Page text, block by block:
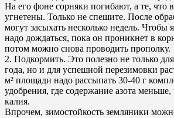
На его фоне сорняки погибают, а те, что
угнетены. Только не спешите. После
могут засыхать несколько недель. Чтобы
надо дождаться, пока он проникнет в
потом можно снова проводить прополку.
2. Подкормить. Это полезно не только
года, но и для успешной перезимовки
м² площади надо рассыпать 30-40 г
удобрения, где содержание азота
калия.
Впрочем, зимостойкость земляники